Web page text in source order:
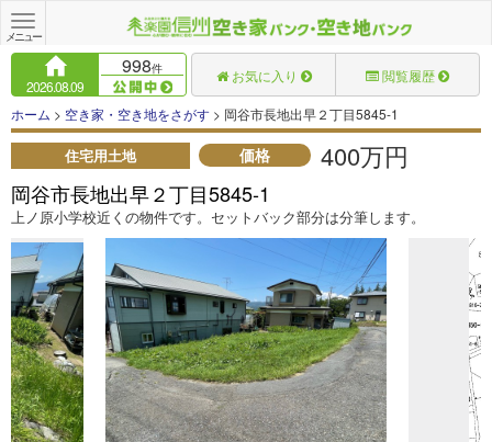
Toggle
navigation
メニュー
2026.08.09
998件 お気に入り 閲覧履歴
ホーム > 空き家・空き地をさがす > 岡谷市長地出早２丁目5845-1
住宅用土地 価格 400万円
岡谷市長地出早２丁目5845-1
上ノ原小学校近くの物件です。セットバック部分は分筆します。